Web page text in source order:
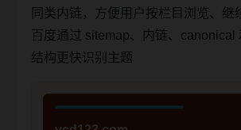
同类内链，方便用户按栏目浏览、继
百度通过 sitemap、内链、canonical
结构更快识别主题